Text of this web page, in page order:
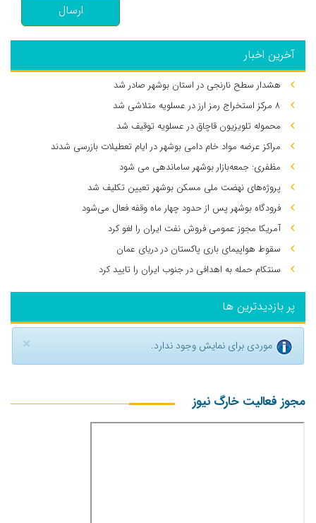
ارسال
آخرین اخبار
هشدار سطح نارنجی در استان بوشهر صادر شد
۸ مرکز استخراج رمز ارز در عسلویه متلاشی شد
محموله تلویزیون قاچاق در عسلویه توقیف شد
مراکز عرضه مواد خام دامی بوشهر در ایام تعطیلات بازرسی شدند
مظفری: جمعه‌بازار بوشهر ساماندهی می‌ شود
پروژه‌های نهضت ملی مسکن بوشهر تعیین تکلیف شد
فرودگاه بوشهر پس از حدود چهار ماه وقفه فعال می‌شود
آمریکا مجوز عمومی فروش نفت ایران را لغو کرد
سقوط هواپیمای باری پاکستان در دریای عمان
سنتکام حمله به اهدافی در جنوب ایران را تایید کرد
پر بازدیدترین ها
× موردی برای نمایش وجود ندارد.
مجوز فعالیت خارگ نیوز